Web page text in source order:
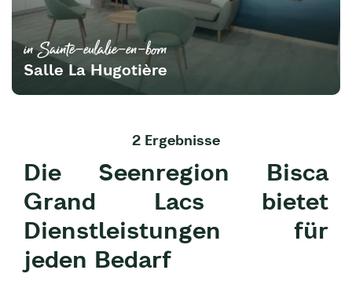
in Sainte-eulalie-en-born
Salle La Hugotière
2 Ergebnisse
Die Seenregion Bisca
Grand Lacs bietet
Dienstleistungen für
jeden Bedarf